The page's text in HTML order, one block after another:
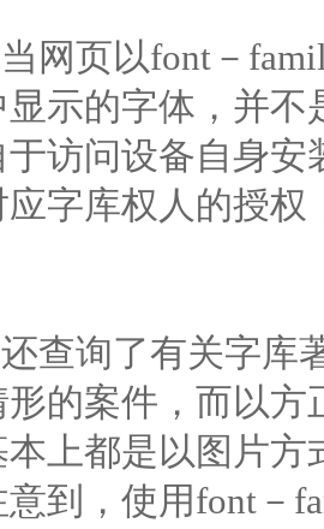
网页以font－
示的字体，并
访问设备自身
字库权人的授
查询了有关字库
的案件，而以
上都是以图片
到，使用font－